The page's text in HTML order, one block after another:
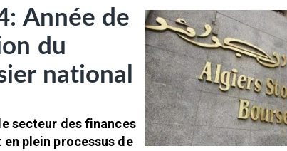
Année de
du
national
secteur des finances
plein processus de